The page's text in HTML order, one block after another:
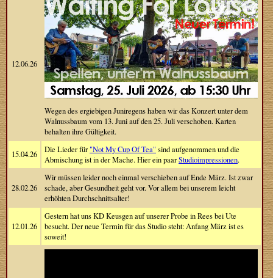
12.06.26
Wegen des ergiebigen Juniregens haben wir das Konzert unter dem
Walnussbaum vom 13. Juni auf den 25. Juli verschoben. Karten
behalten ihre Gültigkeit.
15.04.26 Die Lieder für "Not My Cup Of Tea" sind aufgenommen und die
Abmischung ist in der Mache. Hier ein paarStudioimpressionen.
28.02.26
Wir müssen leider noch einmal verschieben auf Ende März. Ist zwar
schade, aber Gesundheit geht vor. Vor allem bei unserem leicht
erhöhten Durchschnittsalter!
12.01.26
Gestern hat uns KD Keusgen auf unserer Probe in Rees bei Ute
besucht. Der neue Termin für das Studio steht: Anfang März ist es
soweit!